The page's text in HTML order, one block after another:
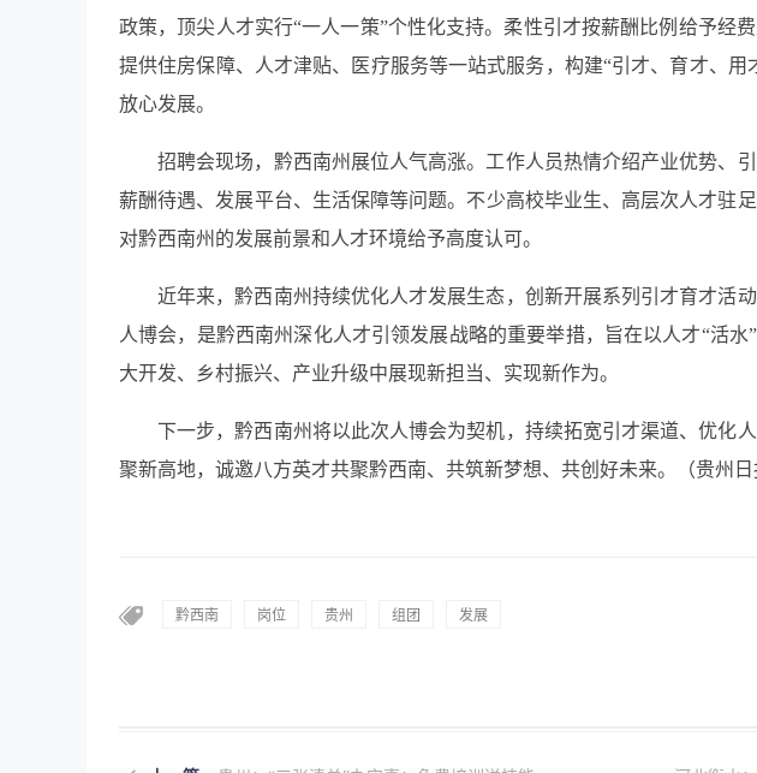
政策，顶尖人才实行“一人一策”个性化支持。柔性引才按薪酬比例给予经
提供住房保障、人才津贴、医疗服务等一站式服务，构建“引才、育才、用
放心发展。
招聘会现场，黔西南州展位人气高涨。工作人员热情介绍产业优势、
薪酬待遇、发展平台、生活保障等问题。不少高校毕业生、高层次人才驻
对黔西南州的发展前景和人才环境给予高度认可。
近年来，黔西南州持续优化人才发展生态，创新开展系列引才育才活
人博会，是黔西南州深化人才引领发展战略的重要举措，旨在以人才“活
大开发、乡村振兴、产业升级中展现新担当、实现新作为。
下一步，黔西南州将以此次人博会为契机，持续拓宽引才渠道、优化
聚新高地，诚邀八方英才共聚黔西南、共筑新梦想、共创好未来。（贵州日
黔西南 岗位 贵州 组团 发展